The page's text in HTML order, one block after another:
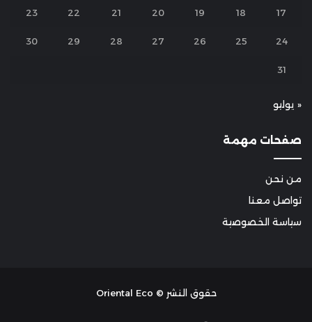
17
18
19
20
21
22
23
24
25
26
27
28
29
30
31
« يوليو
صفحات مهمة
من نحن
تواصل معنا
سياسة الخصوصية
حقوق النشر © Oriental Eco